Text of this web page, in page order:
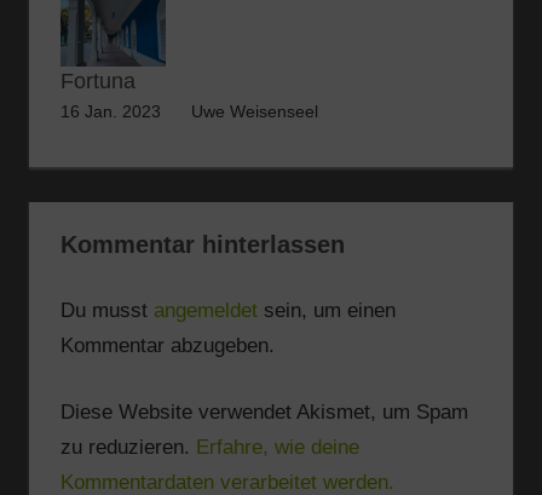
Fortuna
16 Jan. 2023 Uwe Weisenseel
Kommentar hinterlassen
Du musst angemeldetsein, um einen
Kommentar abzugeben.
Diese Website verwendet Akismet, um Spam
zu reduzieren. Erfahre, wie deine
Kommentardaten verarbeitet werden.